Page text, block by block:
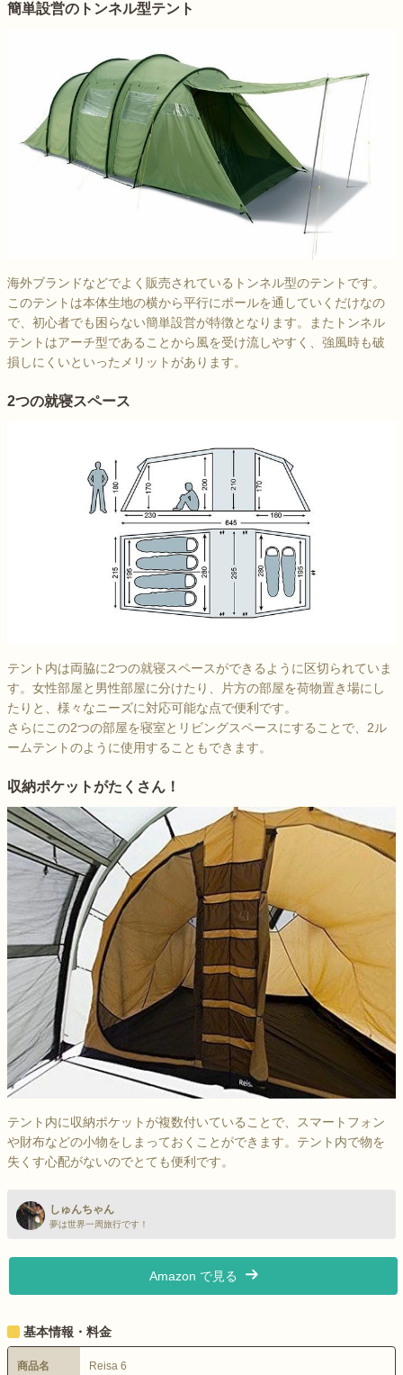
簡単設営のトンネル型テント
海外ブランドなどでよく販売されているトンネル型のテントです。
このテントは本体生地の横から平行にポールを通していくだけなの
で、初心者でも困らない簡単設営が特徴となります。またトンネル
テントはアーチ型であることから風を受け流しやすく、強風時も破
損しにくいといったメリットがあります。
2つの就寝スペース
テント内は両脇に2つの就寝スペースができるように区切られていま
す。女性部屋と男性部屋に分けたり、片方の部屋を荷物置き場にし
たりと、様々なニーズに対応可能な点で便利です。
さらにこの2つの部屋を寝室とリビングスペースにすることで、2ル
ームテントのように使用することもできます。
収納ポケットがたくさん！
テント内に収納ポケットが複数付いていることで、スマートフォン
や財布などの小物をしまっておくことができます。テント内で物を
失くす心配がないのでとても便利です。
しゅんちゃん
夢は世界一周旅行です！
Amazon で見る
基本情報・料金
商品名 Reisa 6